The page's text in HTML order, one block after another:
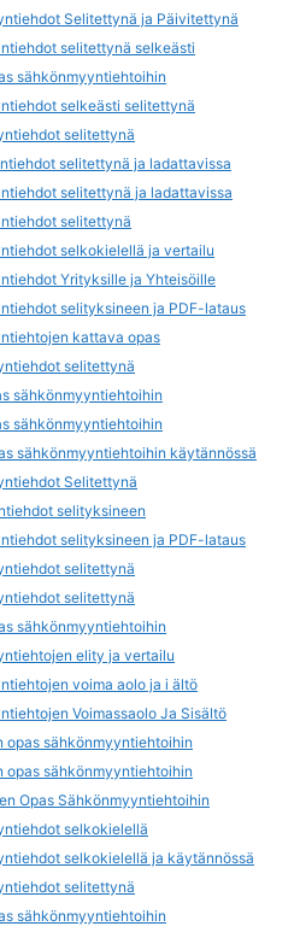
Selitettynä ja Päivitettynä
selitettynä selkeästi
sähkönmyyntiehtoihin
selkeästi selitettynä
selitettynä
selitettynä ja ladattavissa
selitettynä ja ladattavissa
selitettynä
selkokielellä ja vertailu
Yrityksille ja Yhteisöille
selityksineen ja PDF-lataus
kattava opas
selitettynä
sähkönmyyntiehtoihin
sähkönmyyntiehtoihin
sähkönmyyntiehtoihin käytännössä
Selitettynä
selityksineen
selityksineen ja PDF-lataus
selitettynä
selitettynä
sähkönmyyntiehtoihin
elity ja vertailu
voima aolo ja i ältö
Voimassaolo Ja Sisältö
opas sähkönmyyntiehtoihin
opas sähkönmyyntiehtoihin
Opas Sähkönmyyntiehtoihin
selkokielellä
selkokielellä ja käytännössä
selitettynä
sähkönmyyntiehtoihin